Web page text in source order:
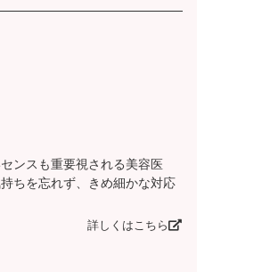
ンスも重要視される美容医
ちを忘れず、きめ細かな対応
詳しくはこちら